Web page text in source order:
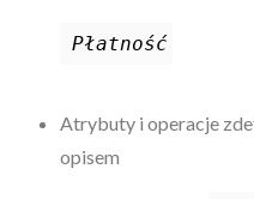
Płatność
Atrybuty i operacje
opisem